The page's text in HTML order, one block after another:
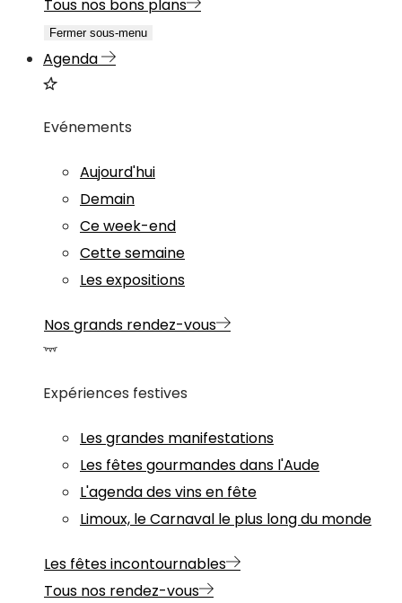
Tous nos bons plans
Fermer sous-menu
Agenda
Evénements
Aujourd'hui
Demain
Ce week-end
Cette semaine
Les expositions
Nos grands rendez-vous
Expériences festives
Les grandes manifestations
Les fêtes gourmandes dans l'Aude
L'agenda des vins en fête
Limoux, le Carnaval le plus long du monde
Les fêtes incontournables
Tous nos rendez-vous